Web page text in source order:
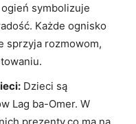
symbolizuje
Każde ognisko
sprzyja rozmowom,
Dzieci ⁤są
⁤Lag ba-Omer. W